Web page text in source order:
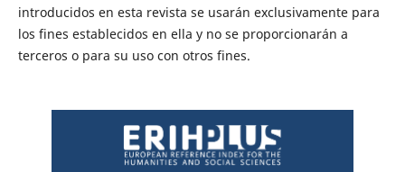
introducidos en esta revista se usarán exclusivamente para
los fines establecidos en ella y no se proporcionarán a
terceros o para su uso con otros fines.